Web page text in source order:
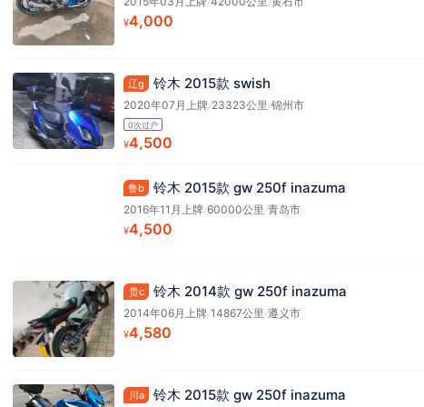
¥4,000
辽g 铃木 2015款 swish
2020年07月上牌/23323公里 /锦州市
0次过户
¥4,500
鲁b 铃木 2015款 gw 250f inazuma
2016年11月上牌/60000公里 /青岛市
¥4,500
贵c 铃木 2014款 gw 250f inazuma
2014年06月上牌/14867公里 /遵义市
¥4,580
川a 铃木 2015款 gw 250f inazuma